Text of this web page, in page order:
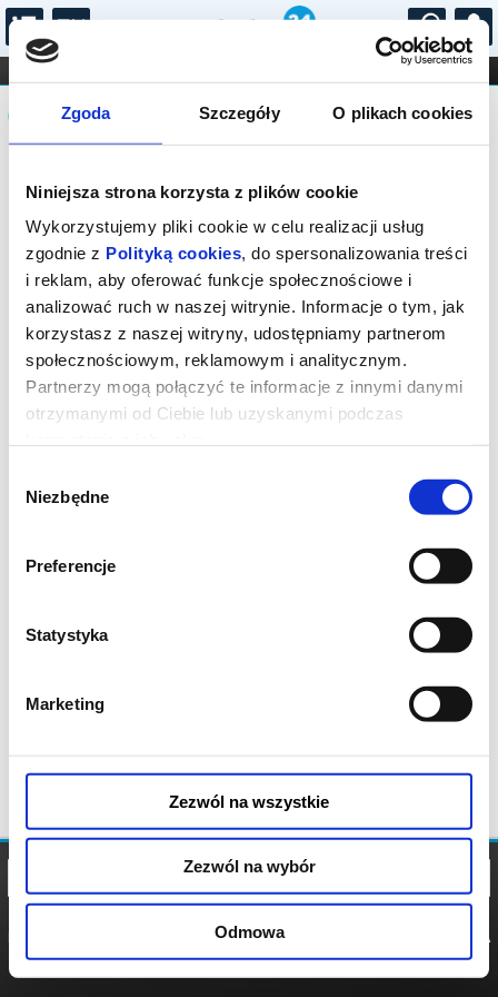
Zgoda Szczegóły O plikach cookies
Niniejsza strona korzysta z plików cookie
Wykorzystujemy pliki cookie w celu realizacji usług
zgodnie z Polityką cookies, do spersonalizowania treści
i reklam, aby oferować funkcje społecznościowe i
analizować ruch w naszej witrynie. Informacje o tym, jak
korzystasz z naszej witryny, udostępniamy partnerom
społecznościowym, reklamowym i analitycznym.
Partnerzy mogą połączyć te informacje z innymi danymi
otrzymanymi od Ciebie lub uzyskanymi podczas
zgody
Niezbędne
Preferencje
Statystyka
Marketing
Zezwól na wszystkie
Zezwól na wybór
Odmowa
...
FILHARMONIA OPERA I BALET
STAND-UP
DLA DZIECI
Komunikat
Sprzedaż biletów on-line na wydarzenie
została zakończona.
POLITYKA
POLITYKA